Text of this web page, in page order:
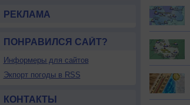
+19
+29
+28
РЕКЛАМА
ПОНРАВИЛСЯ САЙТ?
Информеры для сайтов
Экпорт погоды в RSS
КОНТАКТЫ